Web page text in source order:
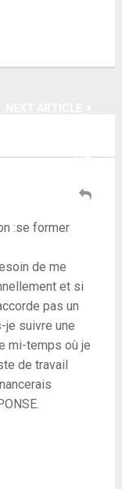
après un
changer de
vie
:se former
de me
et si
pas un
je suivre une
mi-temps où je
de travail